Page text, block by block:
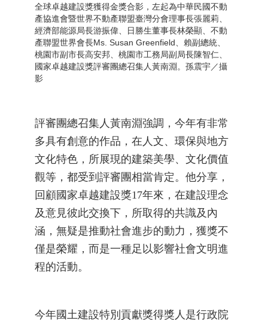
全球卓越建設獎獲得金獎合影，左起為中華民國不動
產協進會暨世界不動產聯盟臺灣分會理事長張麗莉、
經濟部能源局長游振偉、日勝生董事長林榮顯、不動
產聯盟世界會長Ms. Susan Greenfield、賴副總統、
桃園市副市長高安邦、桃園市工務局副局長陳智仁、
國家卓越建設獎評審團總召集人黃南淵。孫震宇／攝
影
評審團總召集人黃南淵強調，今年有非常
多具有創意的作品，在人文、環保與地方
文化特色，所展現的建築美學、文化價值
觀等，都受到評審團相當肯定。他分享，
回顧國家卓越建設獎17年來，在建設理念
及意見彼此交換下，所取得的共識及內
涵，無疑是推動社會進步的動力，獲獎不
僅是榮耀，而是一種足以影響社會文明進
程的活動。
今年國土建設特別貢獻獎得獎人是行政院